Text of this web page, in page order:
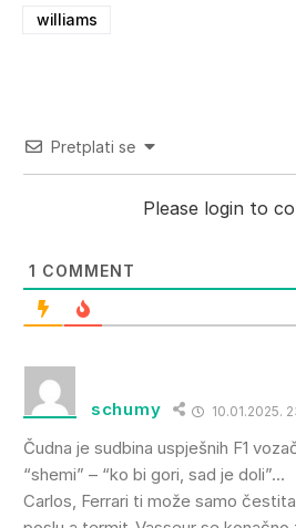
williams
Pretplati se
Please login to
1 COMMENT
schumy 10.01.2025.
Čudna je sudbina uspješnih F1
“shemi” – “ko bi gori, sad je doli”…
Carlos, Ferrari ti može samo